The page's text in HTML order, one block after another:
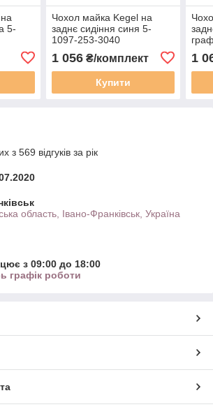
5-
Чохол майка Kegel на
заднє сидіння синя 5-
1097-253-3040
1 056₴/комплект
Купити
1
з 569 відгуків за рік
область, Івано-Франківськ, Україна
з 09:00 до 18:00
графік роботи